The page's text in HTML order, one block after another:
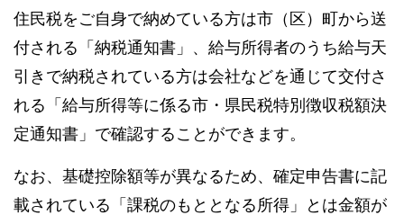
住民税をご自身で納めている方は市（区）町から送
付される「納税通知書」、給与所得者のうち給与天
引きで納税されている方は会社などを通じて交付さ
れる「給与所得等に係る市・県民税特別徴収税額決
定通知書」で確認することができます。
なお、基礎控除額等が異なるため、確定申告書に記
載されている「課税のもととなる所得」とは金額が